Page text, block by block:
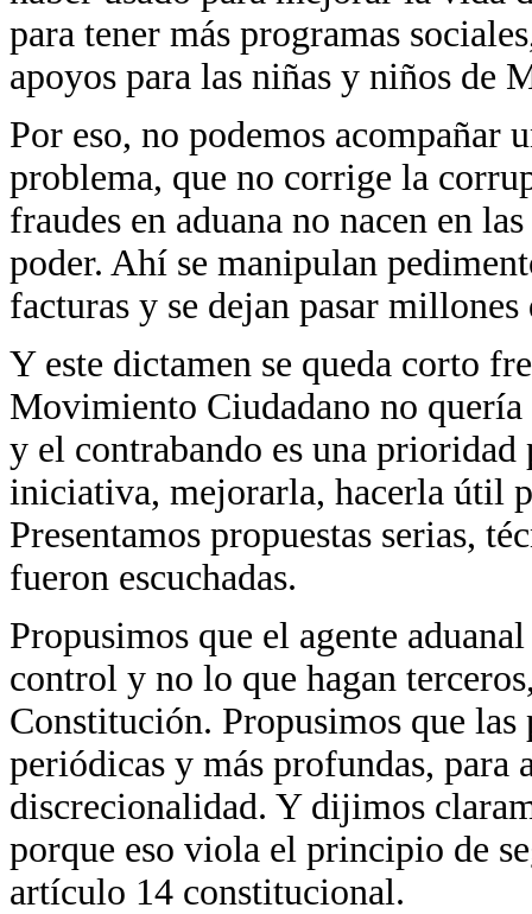
para tener más programas
apoyos para las niñas y niños de
Por eso, no podemos acompañar
problema, que no corrige la
fraudes en aduana no nacen en
poder. Ahí se manipulan
facturas y se dejan pasar
Y este dictamen se queda corto
Movimiento Ciudadano no
y el contrabando es una prioridad
iniciativa, mejorarla, hacerla útil
Presentamos propuestas serias,
fueron escuchadas.
Propusimos que el agente
control y no lo que hagan
Constitución. Propusimos que las
periódicas y más profundas, para
discrecionalidad. Y dijimos
porque eso viola el principio de
artículo 14 constitucional.